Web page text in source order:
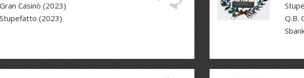
Gran Casinò (2023)
Stupefatto (2023)
Q.B.